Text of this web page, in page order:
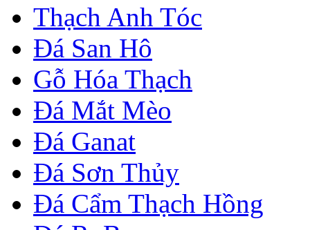
Thạch Anh Tóc
Đá San Hô
Gỗ Hóa Thạch
Đá Mắt Mèo
Đá Ganat
Đá Sơn Thủy
Đá Cẩm Thạch Hồng